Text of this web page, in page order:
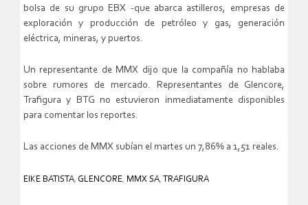
bolsa de su grupo EBX -que abarca astilleros, empresas de
exploración y producción de petróleo y gas, generación
eléctrica, mineras, y puertos.
Un representante de MMX dijo que la compañía no hablaba
sobre rumores de mercado. Representantes de Glencore,
Trafigura y BTG no estuvieron inmediatamente disponibles
para comentar los reportes.
Las acciones de MMX subían el martes un 7,86% a 1,51 reales.
EIKE BATISTA, GLENCORE, MMX SA, TRAFIGURA